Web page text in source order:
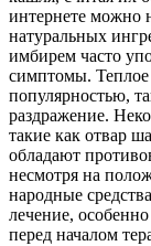
интернете можно
натуральных
имбирем часто
симптомы. Теплое
популярностью,
раздражение.
такие как отвар
обладают
несмотря на
народные
лечение,
перед началом